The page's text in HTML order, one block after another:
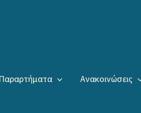
Παραρτήματα Ανακοινώσεις